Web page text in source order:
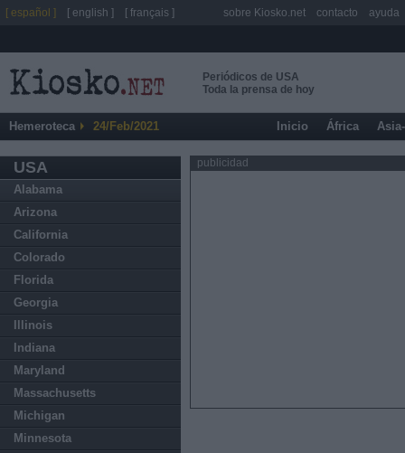
Periódicos de USA
Toda la prensa de hoy
Hemeroteca 24/Feb/2021 Inicio África
USA
Alabama
Arizona
California
Colorado
Florida
Georgia
Illinois
Indiana
Maryland
Massachusetts
Michigan
Minnesota
publicidad
[ español ] [ english ] [ français ] sobre Kiosko.net contacto ayuda